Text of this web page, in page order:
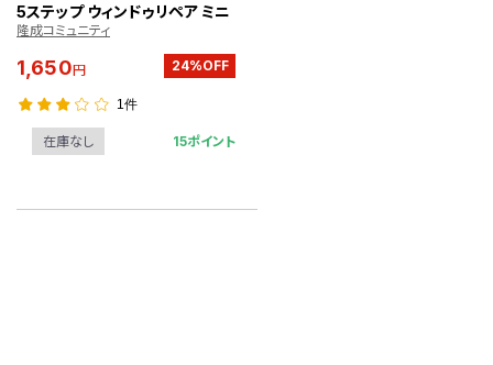
5ステップ ウィンドゥリペア ミニ
隆成コミュニティ
1,650円 24%OFF
1件
在庫なし 15ポイント